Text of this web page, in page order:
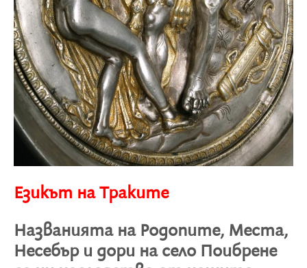
Езикът на Траките
Названията на Родопите, Места,
Несебър и дори на село Поибрене